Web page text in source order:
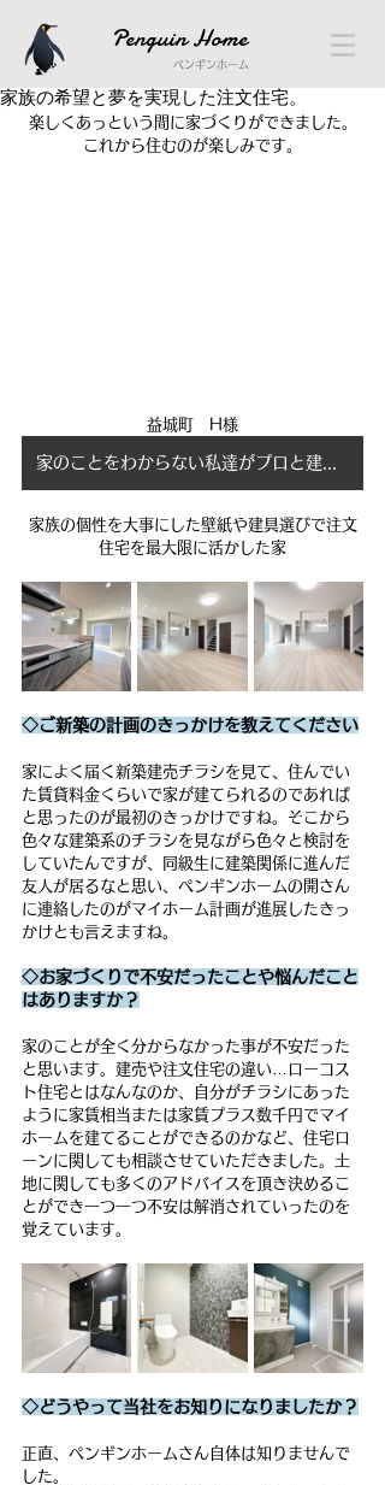
Penguin Home
ペンギンホーム
家族の希望と夢を実現した注文住宅。
楽しくあっという間に家づくりができました。
これから住むのが楽しみです。
益城町　H様
家族の個性を大事にした壁紙や建具選びで注文
住宅を最大限に活かした家
◇ご新築の計画のきっかけを教えてください
家によく届く新築建売チラシを見て、住んでい
た賃貸料金くらいで家が建てられるのであれば
と思ったのが最初のきっかけですね。そこから
色々な建築系のチラシを見ながら色々と検討を
していたんですが、同級生に建築関係に進んだ
友人が居るなと思い、ペンギンホームの開さん
に連絡したのがマイホーム計画が進展したきっ
かけとも言えますね。
◇お家づくりで不安だったことや悩んだこと
はありますか？
家のことが全く分からなかった事が不安だった
と思います。建売や注文住宅の違い…ローコス
ト住宅とはなんなのか、自分がチラシにあった
ように家賃相当または家賃プラス数千円でマイ
ホームを建てることができるのかなど、住宅ロ
ーンに関しても相談させていただきました。土
地に関しても多くのアドバイスを頂き決めるこ
とができ一つ一つ不安は解消されていったのを
覚えています。
◇どうやって当社をお知りになりましたか？
正直、ペンギンホームさん自体は知りませんで
した。